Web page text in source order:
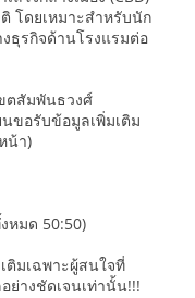
โดยเหมาะสำหรับนัก
ธุรกิจด้านโรงแรมต่อ
ตสัมพันธวงศ์
ขอรับข้อมูลเพิ่มเติม
น้า)
หมด 50:50)
ติมเฉพาะผู้สนใจที่
ย่างชัดเจนเท่านั้น!!!